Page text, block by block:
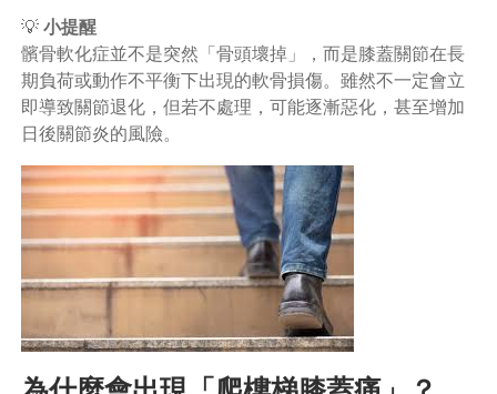
💡 小提醒
髕骨軟化症並不是突然「骨頭壞掉」，而是膝蓋關節在長
期負荷或動作不平衡下出現的軟骨損傷。雖然不一定會立
即導致關節退化，但若不處理，可能逐漸惡化，甚至增加
日後關節炎的風險。